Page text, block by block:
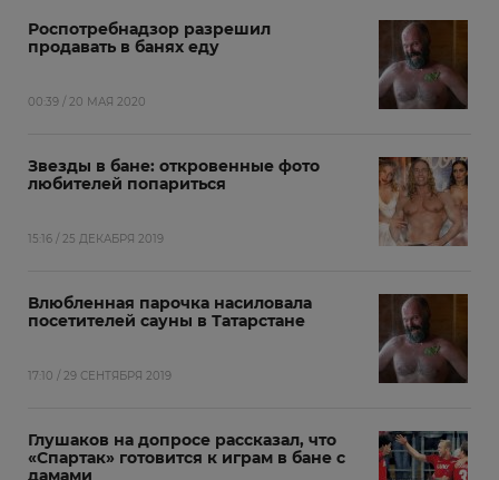
Роспотребнадзор разрешил
продавать в банях еду
00:39 / 20 МАЯ 2020
Звезды в бане: откровенные фото
любителей попариться
15:16 / 25 ДЕКАБРЯ 2019
Влюбленная парочка насиловала
посетителей сауны в Татарстане
17:10 / 29 СЕНТЯБРЯ 2019
Глушаков на допросе рассказал, что
«Спартак» готовится к играм в бане с
дамами